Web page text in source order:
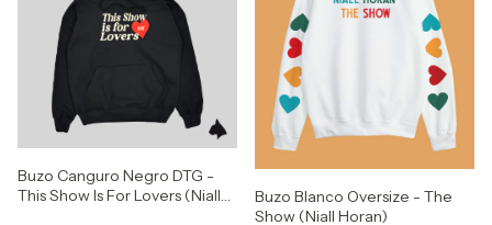
Buzo Canguro Negro DTG -
This Show Is For Lovers (Niall
Buzo Blanco Oversize - The
Show (Niall Horan)